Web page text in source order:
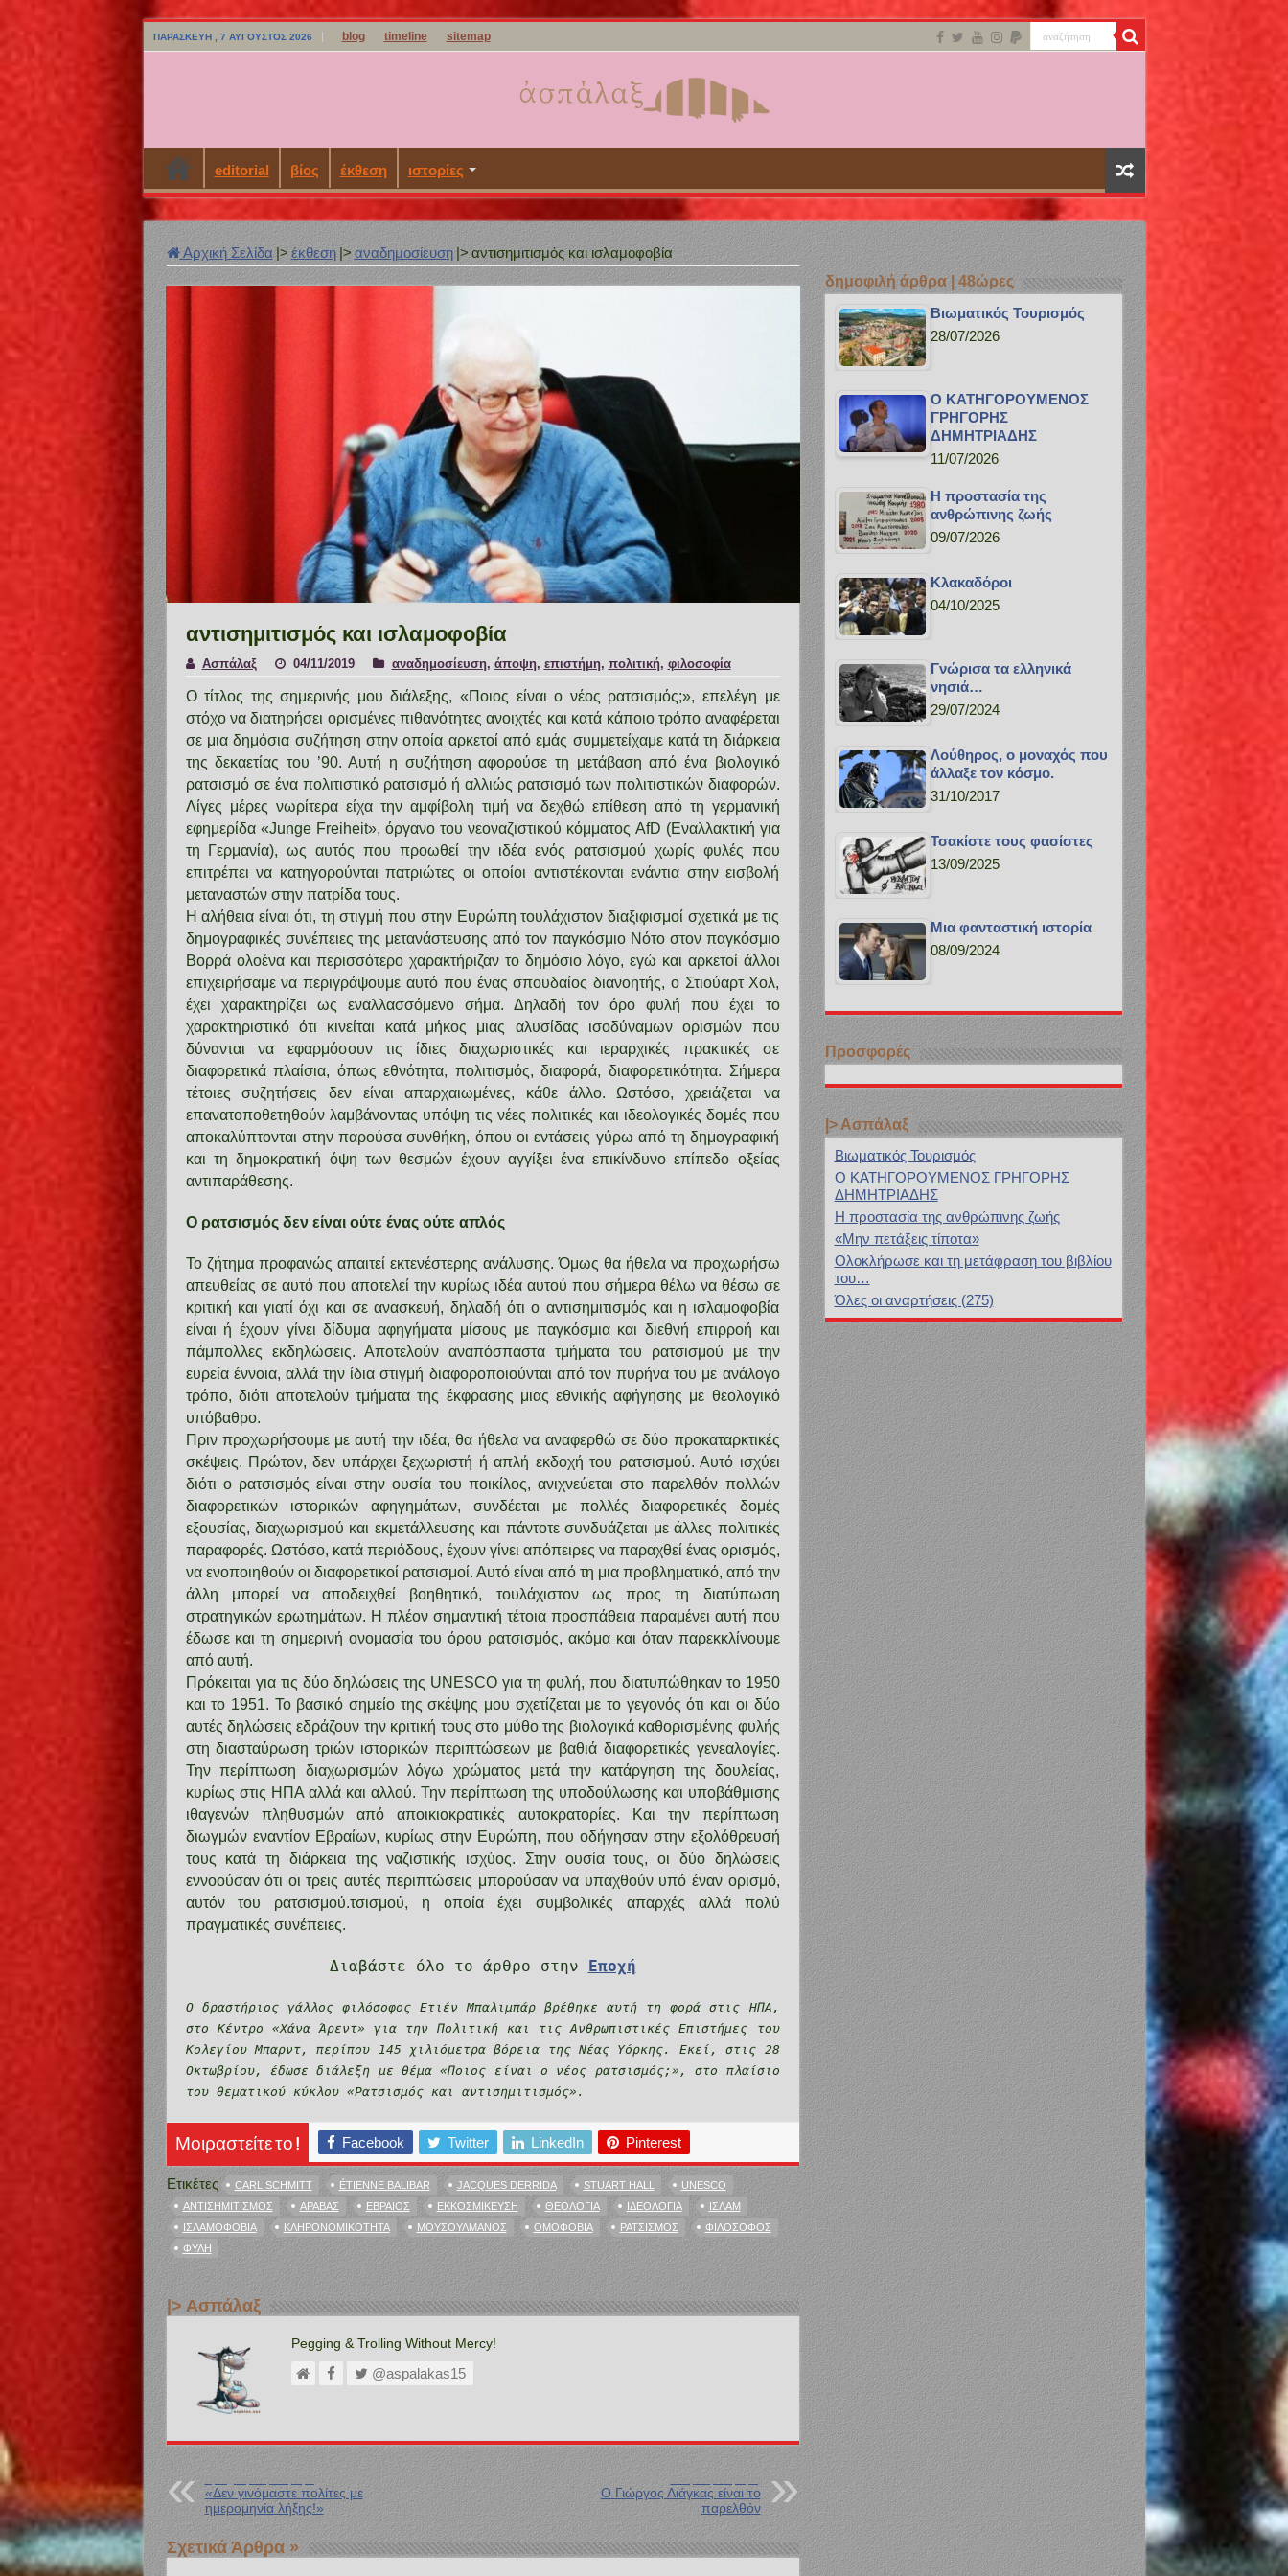
ΠΑΡΑΣΚΕΥΉ , 7 ΑΎΓΟΥΣΤΟΣ 2026 blog timeline sitemap
editorial βίος έκθεση ιστορίες
Αρχική Σελίδα |>έκθεση |> αναδημοσίευση |> αντισημιτισμός και ισλαμοφοβία
αντισημιτισμός και ισλαμοφοβία
Ασπάλαξ 04/11/2019 αναδημοσίευση, άποψη, επιστήμη, πολιτική, φιλοσοφία
Ο τίτλος της σημερινής μου διάλεξης, «Ποιος είναι ο νέος ρατσισμός;», επελέγη με
στόχο να διατηρήσει ορισμένες πιθανότητες ανοιχτές και κατά κάποιο τρόπο αναφέρεται
σε μια δημόσια συζήτηση στην οποία αρκετοί από εμάς συμμετείχαμε κατά τη διάρκεια
της δεκαετίας του ’90. Αυτή η συζήτηση αφορούσε τη μετάβαση από ένα βιολογικό
ρατσισμό σε ένα πολιτιστικό ρατσισμό ή αλλιώς ρατσισμό των πολιτιστικών διαφορών.
Λίγες μέρες νωρίτερα είχα την αμφίβολη τιμή να δεχθώ επίθεση από τη γερμανική
εφημερίδα «Junge Freiheit», όργανο του νεοναζιστικού κόμματος AfD (Εναλλακτική για
τη Γερμανία), ως αυτός που προωθεί την ιδέα ενός ρατσισμού χωρίς φυλές που
επιτρέπει να κατηγορούνται πατριώτες οι οποίοι αντιστέκονται ενάντια στην εισβολή
μεταναστών στην πατρίδα τους.
Η αλήθεια είναι ότι, τη στιγμή που στην Ευρώπη τουλάχιστον διαξιφισμοί σχετικά με τις
δημογραφικές συνέπειες της μετανάστευσης από τον παγκόσμιο Νότο στον παγκόσμιο
Βορρά ολοένα και περισσότερο χαρακτήριζαν το δημόσιο λόγο, εγώ και αρκετοί άλλοι
επιχειρήσαμε να περιγράψουμε αυτό που ένας σπουδαίος διανοητής, ο Στιούαρτ Χολ,
έχει χαρακτηρίζει ως εναλλασσόμενο σήμα. Δηλαδή τον όρο φυλή που έχει το
χαρακτηριστικό ότι κινείται κατά μήκος μιας αλυσίδας ισοδύναμων ορισμών που
δύνανται να εφαρμόσουν τις ίδιες διαχωριστικές και ιεραρχικές πρακτικές σε
διαφορετικά πλαίσια, όπως εθνότητα, πολιτισμός, διαφορά, διαφορετικότητα. Σήμερα
τέτοιες συζητήσεις δεν είναι απαρχαιωμένες, κάθε άλλο. Ωστόσο, χρειάζεται να
επανατοποθετηθούν λαμβάνοντας υπόψη τις νέες πολιτικές και ιδεολογικές δομές που
αποκαλύπτονται στην παρούσα συνθήκη, όπου οι εντάσεις γύρω από τη δημογραφική
και τη δημοκρατική όψη των θεσμών έχουν αγγίξει ένα επικίνδυνο επίπεδο οξείας
αντιπαράθεσης.
Ο ρατσισμός δεν είναι ούτε ένας ούτε απλός
Το ζήτημα προφανώς απαιτεί εκτενέστερης ανάλυσης. Όμως θα ήθελα να προχωρήσω
απευθείας σε αυτό που αποτελεί την κυρίως ιδέα αυτού που σήμερα θέλω να θέσω σε
κριτική και γιατί όχι και σε ανασκευή, δηλαδή ότι ο αντισημιτισμός και η ισλαμοφοβία
είναι ή έχουν γίνει δίδυμα αφηγήματα μίσους με παγκόσμια και διεθνή επιρροή και
πάμπολλες εκδηλώσεις. Αποτελούν αναπόσπαστα τμήματα του ρατσισμού με την
ευρεία έννοια, αλλά την ίδια στιγμή διαφοροποιούνται από τον πυρήνα του με ανάλογο
τρόπο, διότι αποτελούν τμήματα της έκφρασης μιας εθνικής αφήγησης με θεολογικό
υπόβαθρο.
Πριν προχωρήσουμε με αυτή την ιδέα, θα ήθελα να αναφερθώ σε δύο προκαταρκτικές
σκέψεις. Πρώτον, δεν υπάρχει ξεχωριστή ή απλή εκδοχή του ρατσισμού. Αυτό ισχύει
διότι ο ρατσισμός είναι στην ουσία του ποικίλος, ανιχνεύεται στο παρελθόν πολλών
διαφορετικών ιστορικών αφηγημάτων, συνδέεται με πολλές διαφορετικές δομές
εξουσίας, διαχωρισμού και εκμετάλλευσης και πάντοτε συνδυάζεται με άλλες πολιτικές
παραφορές. Ωστόσο, κατά περιόδους, έχουν γίνει απόπειρες να παραχθεί ένας ορισμός,
να ενοποιηθούν οι διαφορετικοί ρατσισμοί. Αυτό είναι από τη μια προβληματικό, από την
άλλη μπορεί να αποδειχθεί βοηθητικό, τουλάχιστον ως προς τη διατύπωση
στρατηγικών ερωτημάτων. Η πλέον σημαντική τέτοια προσπάθεια παραμένει αυτή που
έδωσε και τη σημερινή ονομασία του όρου ρατσισμός, ακόμα και όταν παρεκκλίνουμε
από αυτή.
Πρόκειται για τις δύο δηλώσεις της UNESCO για τη φυλή, που διατυπώθηκαν το 1950
και το 1951. Το βασικό σημείο της σκέψης μου σχετίζεται με το γεγονός ότι και οι δύο
αυτές δηλώσεις εδράζουν την κριτική τους στο μύθο της βιολογικά καθορισμένης φυλής
στη διασταύρωση τριών ιστορικών περιπτώσεων με βαθιά διαφορετικές γενεαλογίες.
Την περίπτωση διαχωρισμών λόγω χρώματος μετά την κατάργηση της δουλείας,
κυρίως στις ΗΠΑ αλλά και αλλού. Την περίπτωση της υποδούλωσης και υποβάθμισης
ιθαγενών πληθυσμών από αποικιοκρατικές αυτοκρατορίες. Και την περίπτωση
διωγμών εναντίον Εβραίων, κυρίως στην Ευρώπη, που οδήγησαν στην εξολόθρευσή
τους κατά τη διάρκεια της ναζιστικής ισχύος. Στην ουσία τους, οι δύο δηλώσεις
εννοούσαν ότι οι τρεις αυτές περιπτώσεις μπορούσαν να υπαχθούν υπό έναν ορισμό,
αυτόν του ρατσισμού.τσισμού, η οποία έχει συμβολικές απαρχές αλλά πολύ
πραγματικές συνέπειες.
Διαβάστε όλο το άρθρο στην Εποχή
O δραστήριος γάλλος φιλόσοφος Ετιέν Μπαλιμπάρ βρέθηκε αυτή τη φορά στις ΗΠΑ,
στο Κέντρο «Χάνα Άρεντ» για την Πολιτική και τις Ανθρωπιστικές Επιστήμες του
Κολεγίου Μπαρντ, περίπου 145 χιλιόμετρα βόρεια της Νέας Υόρκης. Εκεί, στις 28
Οκτωβρίου, έδωσε διάλεξη με θέμα «Ποιος είναι ο νέος ρατσισμός;», στο πλαίσιο
του θεματικού κύκλου «Ρατσισμός και αντισημιτισμός».
Μοιραστείτε το ! Facebook Twitter LinkedIn Pinterest
Ετικέτες CARL SCHMITT ÉTIENNE BALIBAR JACQUES DERRIDA STUART HALL
UNESCO
ΑΝΤΙΣΗΜΙΤΙΣΜΌΣ
ΆΡΑΒΑΣ ΕΒΡΑΊΟΣ ΕΚΚΟΣΜΊΚΕΥΣΗ ΘΕΟΛΟΓΊΑ ΙΔΕΟΛΟΓΊΑ
ΙΣΛΆΜ
ΙΣΛΑΜΟΦΟΒΊΑ
ΚΛΗΡΟΝΟΜΙΚΌΤΗΤΑ ΜΟΥΣΟΥΛΜΆΝΟΣ ΟΜΟΦΟΒΊΑ ΡΑΤΣΙΣΜΌΣ
ΦΙΛΌΣΟΦΟΣ
ΦΥΛΉ
|> Ασπάλαξ
Pegging & Trolling Without Mercy!
@aspalakas15
Προηγούμενη Ανάρτηση
«Δεν γινόμαστε πολίτες με
ημερομηνία λήξης!»
Επόμενη Ανάρτηση
Ο Γιώργος Λιάγκας είναι το
παρελθόν
Σχετικά Άρθρα »
δημοφιλή άρθρα | 48ώρες
Bιωματικός Τουρισμός
28/07/2026
Ο ΚΑΤΗΓΟΡΟΥΜΕΝΟΣ
ΓΡΗΓΟΡΗΣ
ΔΗΜΗΤΡΙΑΔΗΣ
11/07/2026
H προστασία της
ανθρώπινης ζωής
09/07/2026
Κλακαδόροι
04/10/2025
Γνώρισα τα ελληνικά
νησιά…
29/07/2024
Λούθηρος, ο μοναχός που
άλλαξε τον κόσμο.
31/10/2017
Τσακίστε τους φασίστες
13/09/2025
Μια φανταστική ιστορία
08/09/2024
Προσφορές
|> Ασπάλαξ
Bιωματικός Τουρισμός
Ο ΚΑΤΗΓΟΡΟΥΜΕΝΟΣ ΓΡΗΓΟΡΗΣ
ΔΗΜΗΤΡΙΑΔΗΣ
H προστασία της ανθρώπινης ζωής
«Μην πετάξεις τίποτα»
Ολοκλήρωσε και τη μετάφραση του βιβλίου
του…
Όλες οι αναρτήσεις (275)